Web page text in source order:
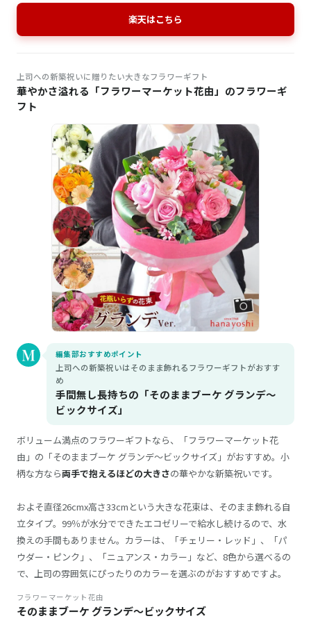
楽天はこちら
上司への新築祝いに贈りたい大きなフラワーギフト
華やかさ溢れる「フラワーマーケット花由」のフラワーギ
フト
編集部おすすめポイント
上司への新築祝いはそのまま飾れるフラワーギフトがおすす
め
手間無し長持ちの「そのままブーケ グランデ～
ビックサイズ」
ボリューム満点のフラワーギフトなら、「フラワーマーケット花
由」の「そのままブーケ グランデ～ビックサイズ」がおすすめ。小
柄な方なら両手で抱えるほどの大きさの華やかな新築祝いです。
およそ直径26cmx高さ33cmという大きな花束は、そのまま飾れる自
立タイプ。99％が水分でできたエコゼリーで給水し続けるので、水
換えの手間もありません。カラーは、「チェリー・レッド」、「パ
ウダー・ピンク」、「ニュアンス・カラー」など、8色から選べるの
で、上司の雰囲気にぴったりのカラーを選ぶのがおすすめですよ。
フラワーマーケット花由
そのままブーケ グランデ～ビックサイズ